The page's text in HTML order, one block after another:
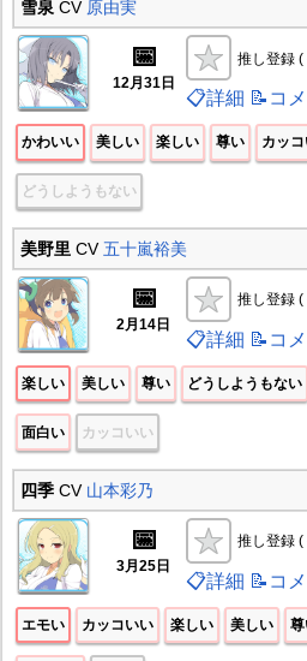
雪泉CV 原由実
📅
12月31日
推し登録 (
📋詳細 📝コ
かわいい 美しい 楽しい 尊い カッ
どうしようもない
美野里 CV五十嵐裕美
📅
2月14日
推し登録 (
📋詳細 📝コ
楽しい 美しい 尊い どうしようもない
面白い カッコいい
四季CV 山本彩乃
📅
3月25日
推し登録 (
📋詳細 📝コ
エモい カッコいい 楽しい 美しい 尊